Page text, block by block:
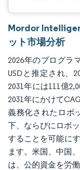
Mordor
ット市場分析
2026年のプログラ
USDと推定され、
2031年には111億
2031年にかけて
義務化されたロボ
下、ならびにロボ
することを可能に
ます。米国、中国
は、公的資金を労